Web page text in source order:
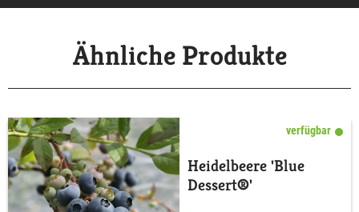
Ähnliche Produkte
verfügbar
Heidelbeere 'Blue
Dessert®'